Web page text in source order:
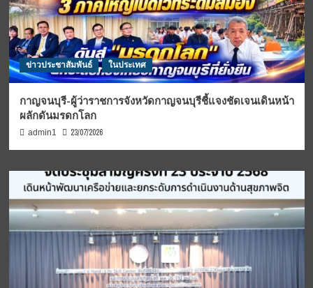
ข่าวประชาสัมพันธ์ ในประเทศ
กาญจนบุรี-ผู้ว่าราชการจังหวัดกาญจนบุรีชี้แจงชัดเจนเดินหน้า
ผลักดันมรดกโลก
admin1 23/07/2026